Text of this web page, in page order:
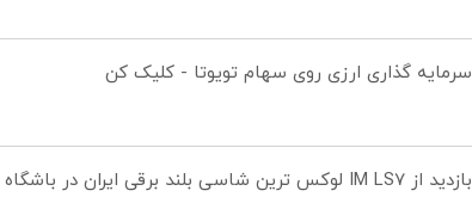
سرمایه گذاری ارزی روی سهام تویوتا - کلیک کن
بازدید از IM LS7 لوکس ترین شاسی بلند برقی ایران در باشگاه انقلاب